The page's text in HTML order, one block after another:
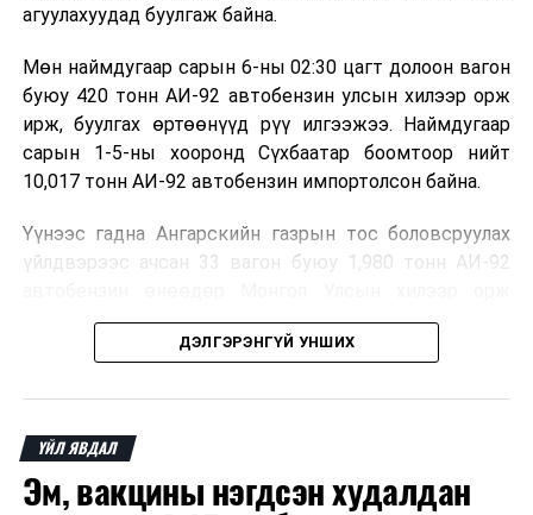
УИХ-д нэн яаралтай горимоор өргөн мэдүүлэх
татвар оруулахыг хуульчилж өгнө. Мөн тусгай
АМНАТ-ийн хувь хэмжээг тогтооно. Төрийн
эзэмшлийн хувь хэмжээг тусгай АМНАТ-өөр
орлуулсан хэсэг нь Үндэсний баялгийн санд шууд
очвол, иргэдийн хуримтлалын нэрийн дансан дахь
Хэрвээ орд эзэмшигч бүртэй хэлэлцээр хийвэл цаг
хуулиар асуудлаа цогцоор нь шийдвэрлэх боломжтой
гэж дүгнэж байна.
агуулахуудад буулгаж байна.
Мөн наймдугаар сарын 6-ны 02:30 цагт долоон вагон
буюу 420 тонн АИ-92 автобензин улсын хилээр орж
ирж, буулгах өртөөнүүд рүү илгээжээ. Наймдугаар
сарын 1-5-ны хооронд Сүхбаатар боомтоор нийт
10,017 тонн АИ-92 автобензин импортолсон байна.
Үүнээс гадна Ангарскийн газрын тос боловсруулах
үйлдвэрээс ачсан 33 вагон буюу 1,980 тонн АИ-92
ирэхээр болжээ.
шатахуун импортлогч аж ахуйн нэгжүүд хамтран
турш тасралтгүй хүргэж, хангамжийг хэвийн
болгохоор ажиллаж байна.
ДЭЛГЭРЭНГҮЙ УНШИХ
ҮЙЛ ЯВДАЛ
Эм, вакцины нэгдсэн худалдан